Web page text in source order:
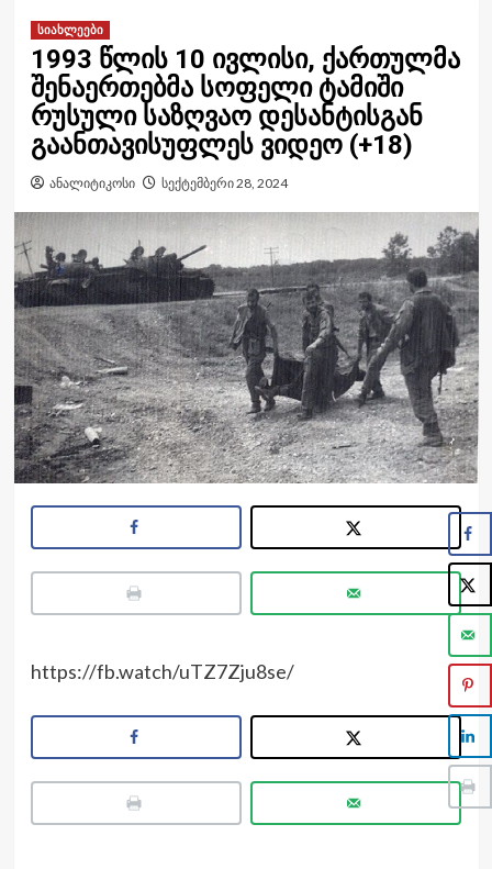
სიახლეები
1993 წლის 10 ივლისი, ქართულმა
შენაერთებმა სოფელი ტამიში
რუსული საზღვაო დესანტისგან
გაანთავისუფლეს ვიდეო (+18)
ანალიტიკოსი სექტემბერი 28, 2024
https://fb.watch/uTZ7Zju8se/